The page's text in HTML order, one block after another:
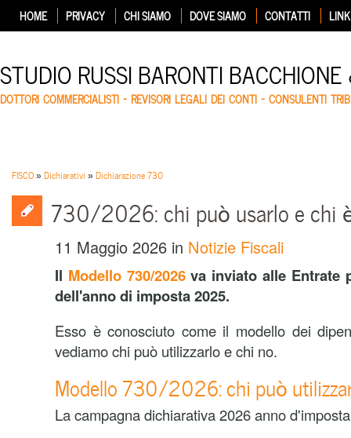
HOME PRIVACY CHI SIAMO DOVE SIAMO CONTATTI LINK
STUDIO RUSSI BARONTI
DOTTORI COMMERCIALISTI – REVISORI LEGALI DEI CONTI – CONSULENTI
FISCO»Dichiarativi »Dichiarazione 730
730/2026: chi può usarlo e chi
11 Maggio 2026 in Notizie Fiscali
Il Modello 730/2026 va inviato alle Entrate
dell'anno di imposta 2025.
Esso è conosciuto come il modello dei
vediamo chi può utilizzarlo e chi no.
Modello 730/2026: chi può
La campagna dichiarativa 2026 anno